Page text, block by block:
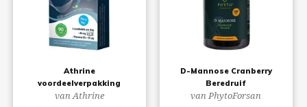
Athrine
voordeelverpakking
van Athrine
D-Mannose Cranberry
Beredruif
van PhytoForsan